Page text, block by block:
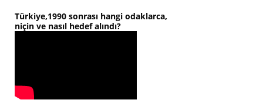
Türkiye,1990 sonrası hangi odaklarca,
niçin ve nasıl hedef alındı?